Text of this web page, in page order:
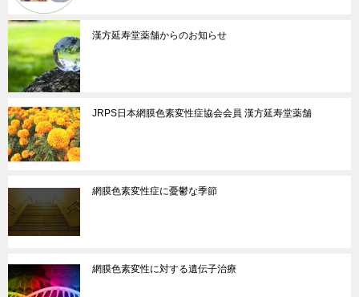
漢方延寿堂薬舗からのお知らせ
JRPS日本網膜色素変性症協会会員 漢方延寿堂薬舗
網膜色素変性症に憂鬱な季節
網膜色素変性に対する遺伝子治療